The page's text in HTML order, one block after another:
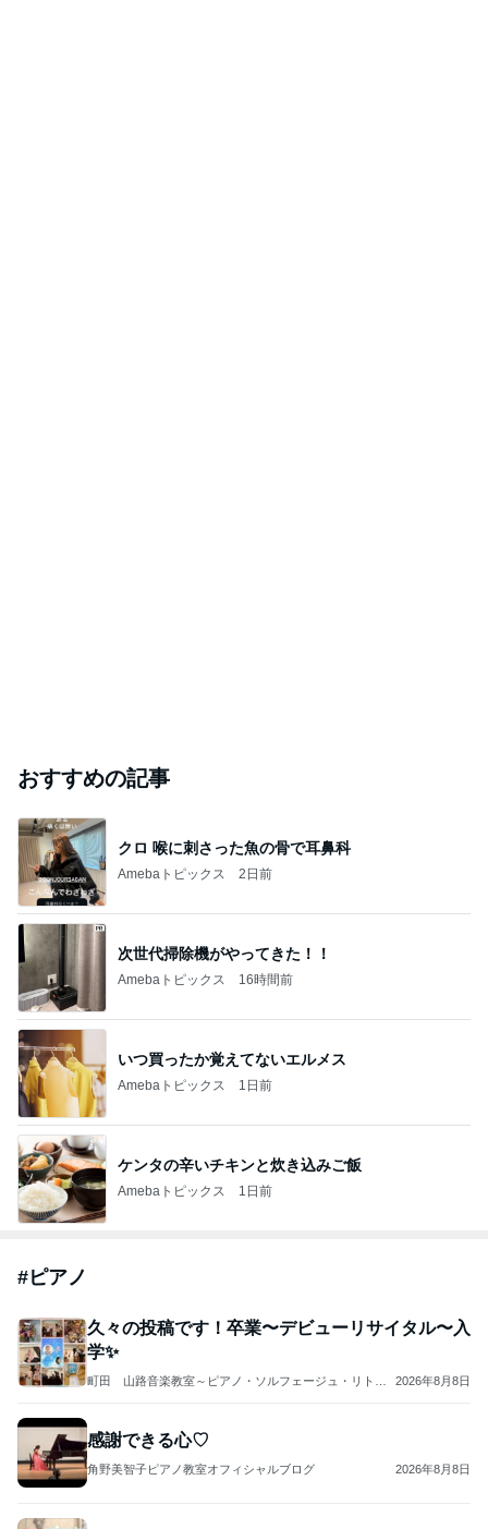
おすすめの記事
クロ 喉に刺さった魚の骨で耳鼻科
Amebaトピックス 2日前
次世代掃除機がやってきた！！
Amebaトピックス 16時間前
いつ買ったか覚えてないエルメス
Amebaトピックス 1日前
ケンタの辛いチキンと炊き込みご飯
Amebaトピックス 1日前
#ピアノ
久々の投稿です！卒業〜デビューリサイタル〜入
学✨️
町田 山路音楽教室～ピアノ・ソルフェージュ・リトミ
2026年8月8日
感謝できる心♡
角野美智子ピアノ教室オフィシャルブログ 2026年8月8日